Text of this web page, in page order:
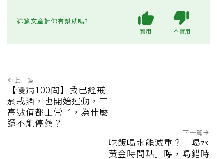
這篇文章對你有幫助嗎?
實用 不實用
上一篇
【慢病100問】我已經戒
菸戒酒，也開始運動，三
高數值都正常了，為什麼
還不能停藥？
下一篇
吃飯喝水能減重？「喝水
黃金時間點」曝，喝錯時